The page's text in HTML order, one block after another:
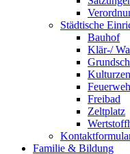
Städtische
Bauhof
Klär-/
Freibad
Zeltplatz
Familie & Bildung